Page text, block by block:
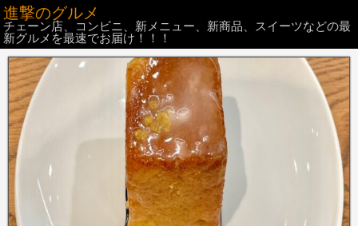
進撃のグルメ
チェーン店、コンビニ、新メニュー、新商品、スイーツなどの最
新グルメを最速でお届け！！！